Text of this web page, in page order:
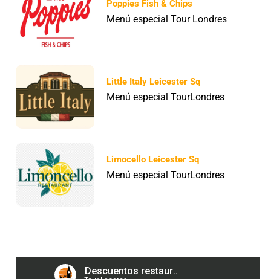
Poppies Fish & Chips
Menú especial Tour Londres
Little Italy Leicester Sq
Menú especial TourLondres
Limocello Leicester Sq
Menú especial TourLondres